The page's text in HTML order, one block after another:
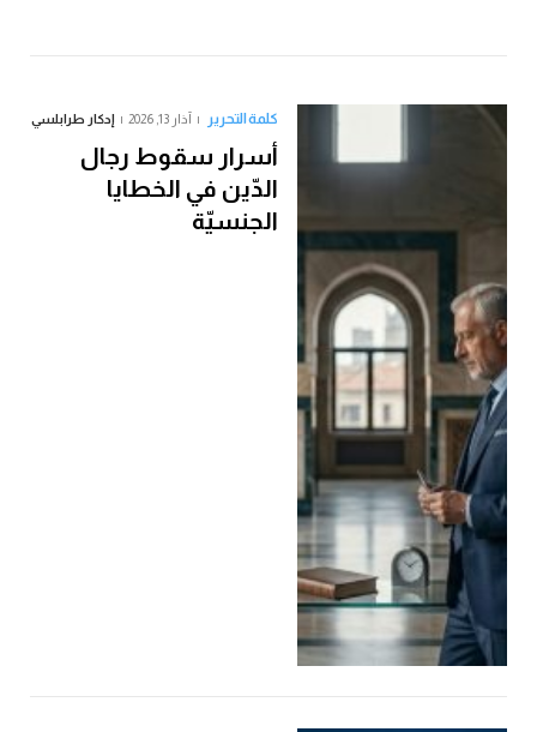
كلمة التحرير آذار 13, 2026 إدكار طرابلسي
أسرار سقوط رجال
الدّين في الخطايا
الجنسيّة